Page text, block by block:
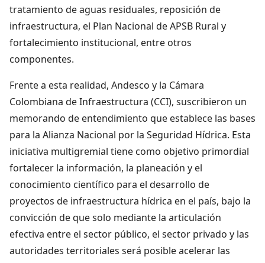
tratamiento de aguas residuales, reposición de
infraestructura, el Plan Nacional de APSB Rural y
fortalecimiento institucional, entre otros
componentes.
Frente a esta realidad, Andesco y la Cámara
Colombiana de Infraestructura (CCI), suscribieron un
memorando de entendimiento que establece las bases
para la Alianza Nacional por la Seguridad Hídrica. Esta
iniciativa multigremial tiene como objetivo primordial
fortalecer la información, la planeación y el
conocimiento científico para el desarrollo de
proyectos de infraestructura hídrica en el país, bajo la
convicción de que solo mediante la articulación
efectiva entre el sector público, el sector privado y las
autoridades territoriales será posible acelerar las